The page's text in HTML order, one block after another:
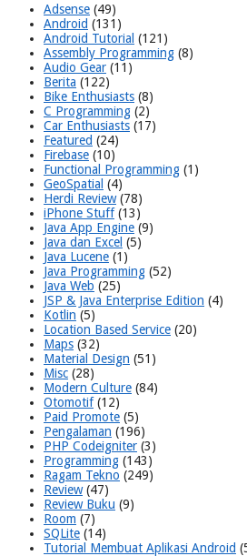
Adsense (49)
Android (131)
Android Tutorial (121)
Assembly Programming (8)
Audio Gear (11)
Berita (122)
Bike Enthusiasts (8)
C Programming (2)
Car Enthusiasts (17)
Featured (24)
Firebase (10)
Functional Programming (1)
GeoSpatial (4)
Herdi Review(78)
iPhone Stuff(13)
Java App Engine (9)
Java dan Excel (5)
Java Lucene (1)
Java Programming (52)
Java Web (25)
JSP & Java Enterprise Edition (4)
Kotlin (5)
Location Based Service (20)
Maps (32)
Material Design (51)
Misc (28)
Modern Culture (84)
Otomotif(12)
Paid Promote (5)
Pengalaman (196)
PHP Codeigniter (3)
Programming (143)
Ragam Tekno (249)
Review(47)
Review Buku (9)
Room (7)
SQLite (14)
Tutorial Membuat Aplikasi Android